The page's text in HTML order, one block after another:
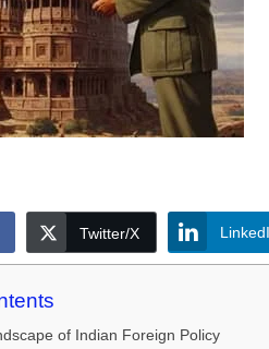
Twitter/X
of Indian Foreign Policy